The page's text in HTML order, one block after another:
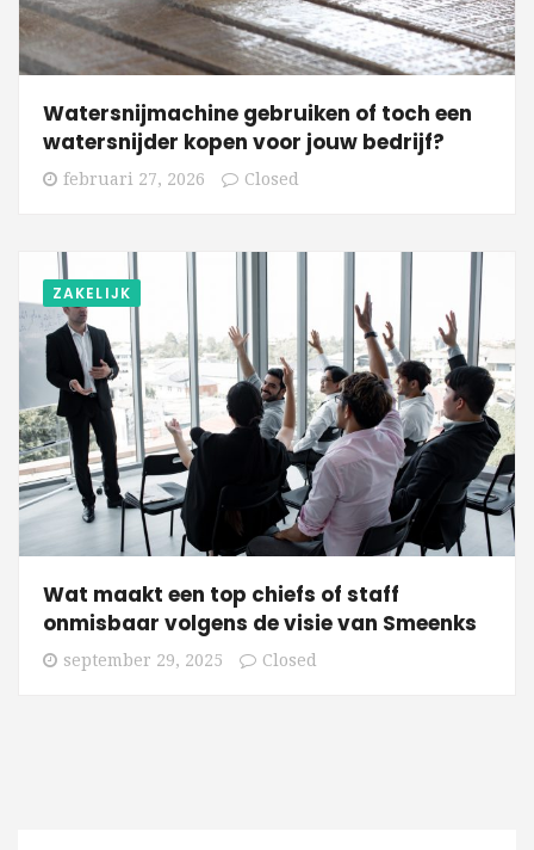
Watersnijmachine gebruiken of toch een
watersnijder kopen voor jouw bedrijf?
februari 27, 2026 Closed
ZAKELIJK
Wat maakt een top chiefs of staff
onmisbaar volgens de visie van Smeenks
september 29, 2025 Closed